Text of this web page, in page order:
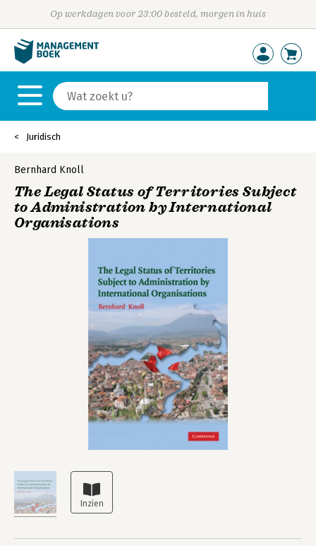
Op werkdagen voor 23:00 besteld, morgen in huis
Juridisch
Bernhard Knoll
The Legal Status of Territories Subject
to Administration by International
Organisations